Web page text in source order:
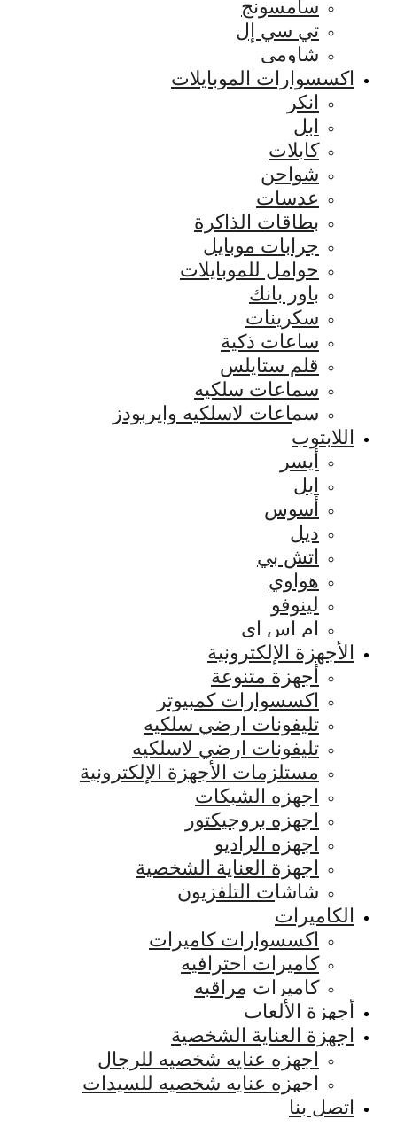
سامسونج
تي سي إل
شاومي
اكسسوارات الموبايلات
انكر
ابل
كابلات
شواحن
عدسات
بطاقات الذاكرة
جرابات موبايل
حوامل للموبايلات
باور بانك
سكرينات
ساعات ذكية
قلم ستايلس
سماعات سلكيه
سماعات لاسلكيه وايربودز
اللابتوب
أيسر
ابل
أسوس
ديل
اتش بي
هواوي
لينوفو
ام اس اي
الأجهزة الإلكترونية
أجهزة متنوعة
اكسسوارات كمبيوتر
تليفونات ارضي سلكيه
تليفونات ارضي لاسلكيه
مستلزمات الأجهزة الإلكترونية
اجهزه الشبكات
اجهزه بروجيكتور
اجهزه الراديو
اجهزة العناية الشخصية
شاشات التلفزيون
الكاميرات
اكسسوارات كاميرات
كاميرات احترافيه
كاميرات مراقبه
أجهزة الألعاب
اجهزة العناية الشخصية
اجهزه عنايه شخصيه للرجال
اجهزه عنايه شخصيه للسيدات
اتصل بنا